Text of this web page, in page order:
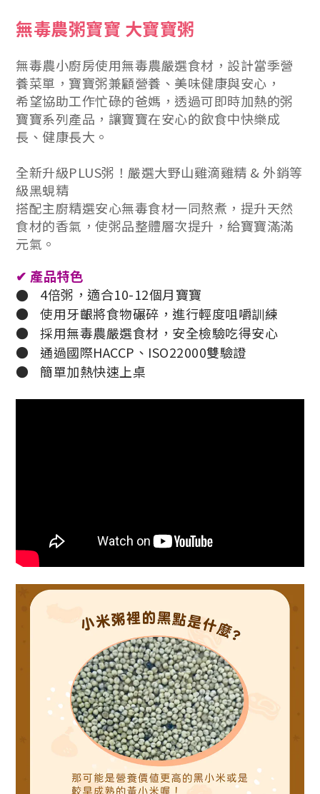
無毒農粥寶寶 大寶寶粥
無毒農小廚房使用無毒農嚴選食材，設計當季營
養菜單，寶寶粥兼顧營養、美味健康與安心，
希望協助工作忙碌的爸媽，透過可即時加熱的粥
寶寶系列產品，讓寶寶在安心的飲食中快樂成
長、健康長大。
全新升級PLUS粥！嚴選大野山雞滴雞精 & 外銷等
級黑蜆精
搭配主廚精選安心無毒食材一同熬煮，提升天然
食材的香氣，使粥品整體層次提升，給寶寶滿滿
元氣。
✔ 產品特色
●
●
4倍粥，適合10-12個月寶寶
使用牙齦將食物碾碎，進行輕度咀嚼訓練
●
採用無毒農嚴選食材，安全檢驗吃得安心
●
通過國際HACCP、ISO22000雙驗證
●
簡單加熱快速上桌